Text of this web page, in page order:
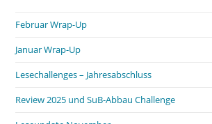
Februar Wrap-Up
Januar Wrap-Up
Lesechallenges – Jahresabschluss
Review 2025 und SuB-Abbau Challenge